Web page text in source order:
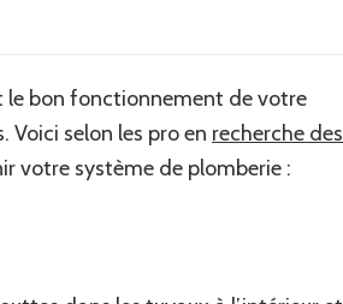
le bon fonctionnement de votre
selon les pro en recherche des
votre système de plomberie :